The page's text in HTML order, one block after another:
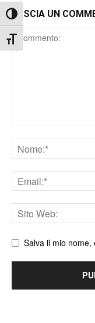
Attiva/disattiva alto
Attiva/disattiva
LASCIA UN
Comment
Nome
Email
Sito
web
Salva il mio